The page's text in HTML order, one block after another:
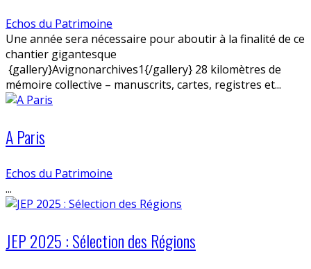
Echos du Patrimoine
Une année sera nécessaire pour aboutir à la finalité de ce
chantier gigantesque
{gallery}Avignonarchives1{/gallery} 28 kilomètres de
mémoire collective – manuscrits, cartes, registres et...
A Paris
Echos du Patrimoine
...
JEP 2025 : Sélection des Régions